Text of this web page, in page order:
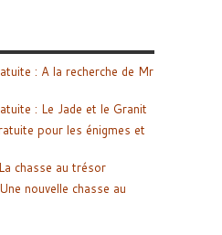
: A la recherche de Mr
: Le Jade et le Granit
pour les énigmes et
chasse au trésor
nouvelle chasse au